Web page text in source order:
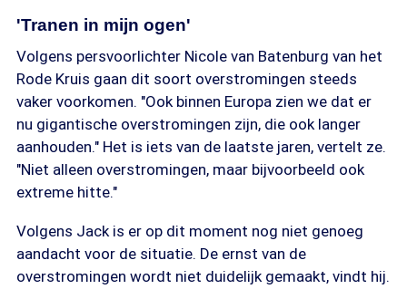
'Tranen in mijn ogen'
Volgens persvoorlichter Nicole van Batenburg van het
Rode Kruis gaan dit soort overstromingen steeds
vaker voorkomen. "Ook binnen Europa zien we dat er
nu gigantische overstromingen zijn, die ook langer
aanhouden." Het is iets van de laatste jaren, vertelt ze.
"Niet alleen overstromingen, maar bijvoorbeeld ook
extreme hitte."
Volgens Jack is er op dit moment nog niet genoeg
aandacht voor de situatie. De ernst van de
overstromingen wordt niet duidelijk gemaakt, vindt hij.